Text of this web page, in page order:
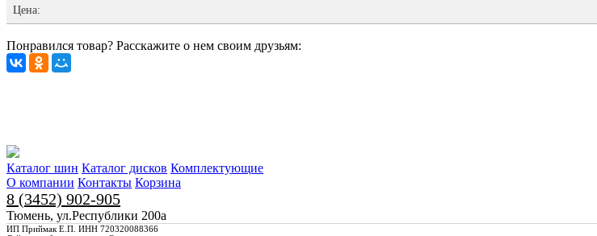
Цена:
Понравился товар? Расскажите о нем своим друзьям:
Каталог шин Каталог дисков Комплектующие
О компании Контакты Корзина
8 (3452) 902-905
Тюмень, ул.Республики 200а
ИП Приймак Е.П. ИНН 720320088366